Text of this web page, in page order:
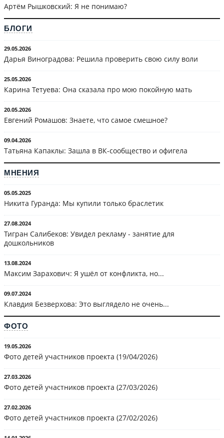
Артём Рышковский: Я не понимаю?
БЛОГИ
29.05.2026
Дарья Виноградова: Решила проверить свою силу воли
25.05.2026
Карина Тетуева: Она сказала про мою покойную мать
20.05.2026
Евгений Ромашов: Знаете, что самое смешное?
09.04.2026
Татьяна Капаклы: Зашла в ВК-сообщество и офигела
МНЕНИЯ
05.05.2025
Никита Гуранда: Мы купили только браслетик
27.08.2024
Тигран Салибеков: Увидел рекламу - занятие для
дошкольников
13.08.2024
Максим Зарахович: Я ушёл от конфликта, но...
09.07.2024
Клавдия Безверхова: Это выглядело не очень...
ФОТО
19.05.2026
Фото детей участников проекта (19/04/2026)
27.03.2026
Фото детей участников проекта (27/03/2026)
27.02.2026
Фото детей участников проекта (27/02/2026)